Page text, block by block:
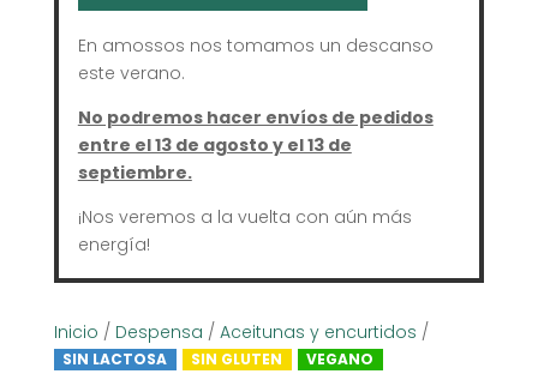
En amossos nos tomamos un descanso
este verano.
No podremos hacer envíos de pedidos
entre el 13 de agosto y el 13 de
septiembre.
¡Nos veremos a la vuelta con aún más
energía!
Inicio / Despensa / Aceitunas y encurtidos /
SIN LACTOSA SIN GLUTEN VEGANO